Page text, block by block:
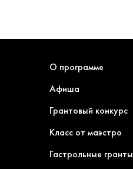
О программе
Афиша
Грантовый конкурс
Класс от маэстро
Гастрольные гранты